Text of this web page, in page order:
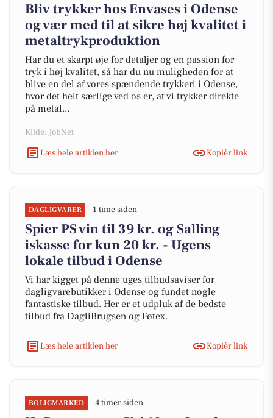
Bliv trykker hos Envases i Odense
og vær med til at sikre høj kvalitet i
metaltrykproduktion
Har du et skarpt øje for detaljer og en passion for
tryk i høj kvalitet, så har du nu muligheden for at
blive en del af vores spændende trykkeri i Odense,
hvor det helt særlige ved os er, at vi trykker direkte
på metal...
Kilde: JobNet
Læs hele artiklen her
Kopiér link
DAGLIGVARER 1 time siden
Spier PS vin til 39 kr. og Salling
iskasse for kun 20 kr. - Ugens
lokale tilbud i Odense
Vi har kigget på denne uges tilbudsaviser for
dagligvarebutikker i Odense og fundet nogle
fantastiske tilbud. Her er et udpluk af de bedste
tilbud fra DagliBrugsen og Føtex.
Læs hele artiklen her Kopiér link
BOLIGMARKED 4 timer siden